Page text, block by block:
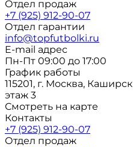
Отдел продаж
+7 (925) 912-90-07
Отдел гарантии
info@topfutbolki.ru
E-mail адрес
Пн-Пт 09:00 до 17:00
График работы
115201, г. Москва,
этаж 3
Смотреть на карте
Контакты
+7 (925) 912-90-07
Отдел продаж